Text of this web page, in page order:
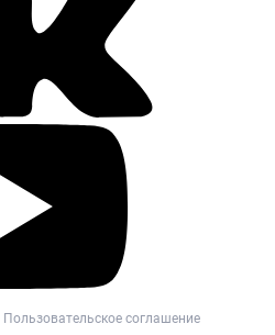
Пользовательское соглашение